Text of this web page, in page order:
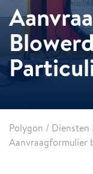
Polygon / Diensten
Aanvraagformulier